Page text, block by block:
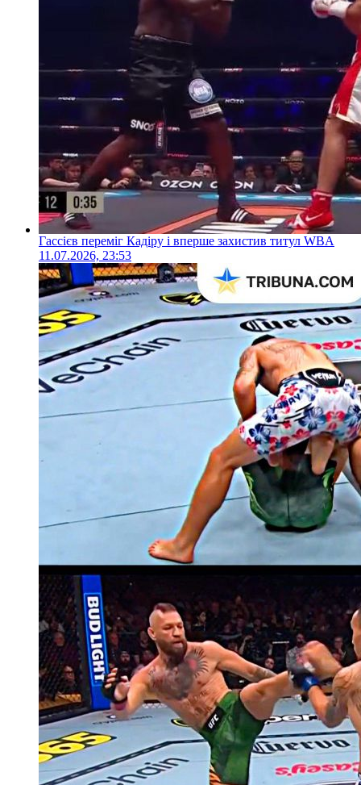
Гассієв переміг Кадіру і вперше захистив титул WBA
11.07.2026, 23:53